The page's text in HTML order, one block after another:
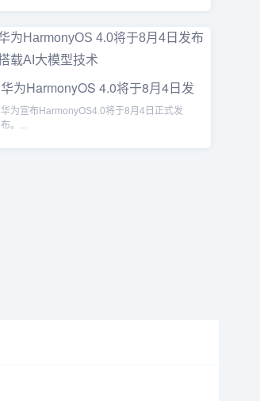
华为HarmonyOS 4.0将于8月4日发
布
华为宣布HarmonyOS4.0将于8月4日正式发
布。...